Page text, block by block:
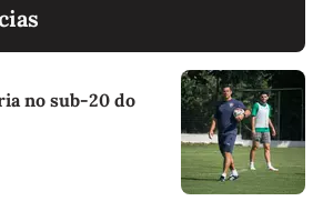
no sub-20 do